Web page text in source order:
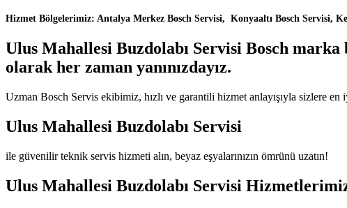
Hizmet Bölgelerimiz: Antalya Merkez Bosch Servisi, Konyaaltı Bosch Servisi,
Ulus Mahallesi Buzdolabı Servisi Bosch marka
olarak her zaman yanınızdayız.
Uzman Bosch Servis ekibimiz, hızlı ve garantili hizmet anlayışıyla sizlere
Ulus Mahallesi Buzdolabı Servisi
ile güvenilir teknik servis hizmeti alın, beyaz eşyalarınızın ömrünü uzatın!
Ulus Mahallesi Buzdolabı Servisi